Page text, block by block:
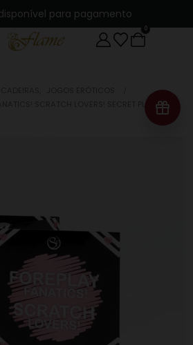
para pagamento
0
SCRATCH LOVERS! SECRET PLAY